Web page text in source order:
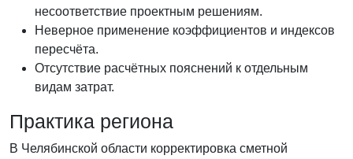
несоответствие проектным решениям.
Неверное применение коэффициентов и индексов
пересчёта.
Отсутствие расчётных пояснений к отдельным
видам затрат.
Практика региона
В Челябинской области корректировка сметной